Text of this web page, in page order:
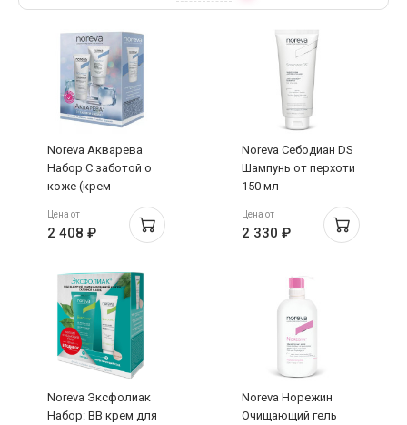
Noreva Акварева
Набор С заботой о
коже (крем
текстура 40мл +
крем для рук 50мл)
Цена от
2 408 ₽
Noreva Себодиан DS
Шампунь от перхоти
150 мл
Цена от
2 330 ₽
Noreva Эксфолиак
Набор: ВВ крем для
Noreva Норежин
Очищающий гель